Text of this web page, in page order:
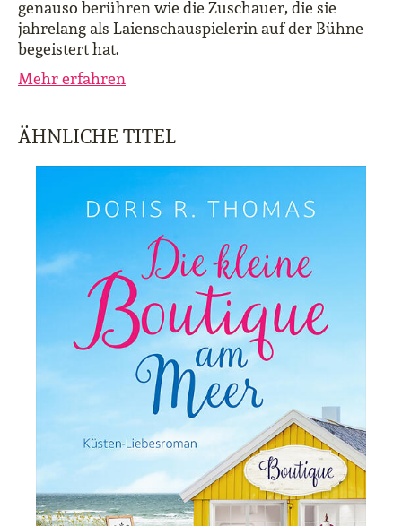
genauso berühren wie die Zuschauer, die sie
jahrelang als Laienschauspielerin auf der Bühne
begeistert hat.
Mehr erfahren
ÄHNLICHE TITEL